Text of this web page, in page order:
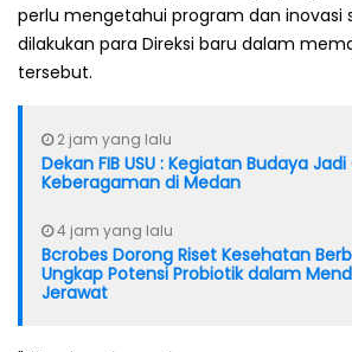
perlu mengetahui program dan inovasi
dilakukan para Direksi baru dalam
tersebut.
2 jam yang lalu
Dekan FIB USU : Kegiatan Budaya
Keberagaman di Medan
4 jam yang lalu
Bcrobes Dorong Riset Kesehatan
Ungkap Potensi Probiotik dalam
Jerawat